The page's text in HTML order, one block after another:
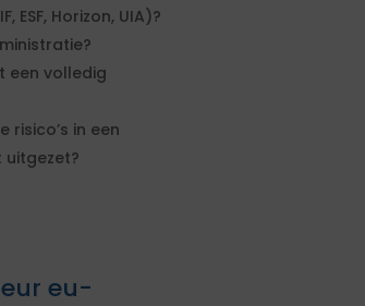
Horizon, UIA)?
een volledig
risico’s in een
eu-